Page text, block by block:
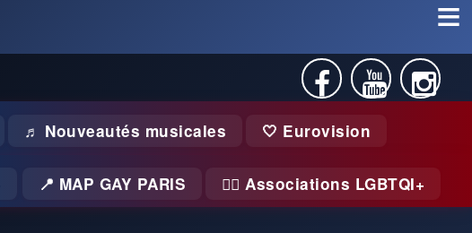
♬ Nouveautés musicales 🤍 Eurovision
📍 MAP GAY PARIS 🏃‍♂️ Associations LGBTQI+